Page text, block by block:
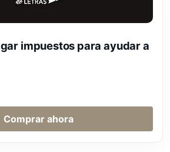
impuestos para ayudar a
Comprar ahora